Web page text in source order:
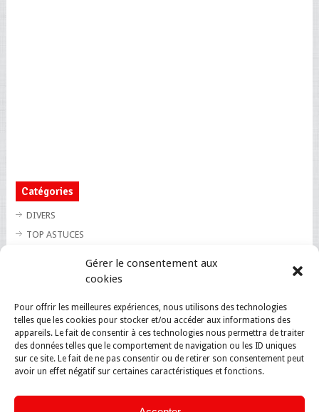
Gérer le consentement aux
cookies
Pour offrir les meilleures expériences, nous utilisons des technologies
telles que les cookies pour stocker et/ou accéder aux informations des
appareils. Le fait de consentir à ces technologies nous permettra de traiter
des données telles que le comportement de navigation ou les ID uniques
sur ce site. Le fait de ne pas consentir ou de retirer son consentement peut
avoir un effet négatif sur certaines caractéristiques et fonctions.
Catégories
DIVERS
TOP ASTUCES
TOP INSOLITE
TOP SANTE